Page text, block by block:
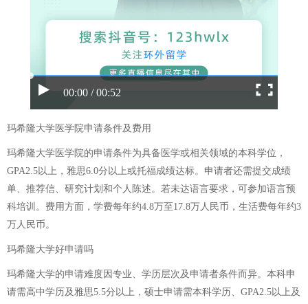
00:00 / 00:52
玛希隆大学医学院申请条件及费用
玛希隆大学医学院的申请条件为具备医学或相关领域的本科学位，
GPA2.5以上，雅思6.0分以上或托福成绩达标。申请者还需提交成绩
单、推荐信、研究计划和个人陈述。若未达语言要求，可参加语言预
科培训。费用方面，学费每年约4.8万至17.8万人民币，生活费每年约3
万人民币。
玛希隆大学好申请吗
玛希隆大学的申请难度因专业、学历层次及申请者条件而异。本科申
请需高中学历及雅思5.5分以上，硕士申请需本科学历、GPA2.5以上及